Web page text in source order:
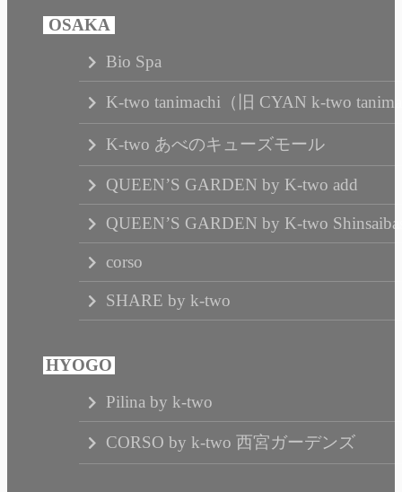
Bio Spa
K-two tanimachi（旧 CYAN k-two
K-two あべのキューズモール
QUEEN’S GARDEN by K-two add
QUEEN’S GARDEN by K-two
corso
SHARE by k-two
Pilina by k-two
CORSO by k-two 西宮ガーデンズ